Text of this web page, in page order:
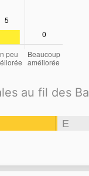
au fil des
E